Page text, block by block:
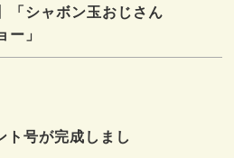
「シャボン玉おじさん
ー」
ト号が完成しまし